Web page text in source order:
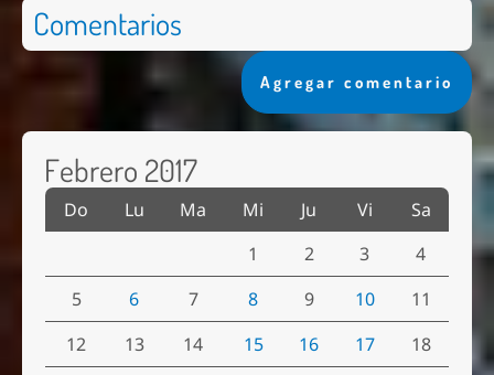
Comentarios
Agregar comentario
Febrero 2017
Do Lu Ma Mi Ju Vi
Sa
1
2 3
4
5
6 7 8 9 10
11
12
13 14 15 16 17
18